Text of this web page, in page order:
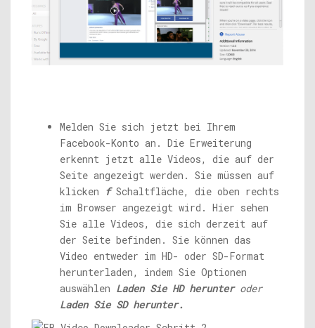
Melden Sie sich jetzt bei Ihrem
Facebook-Konto an. Die Erweiterung
erkennt jetzt alle Videos, die auf der
Seite angezeigt werden. Sie müssen auf
klicken f Schaltfläche, die oben rechts
im Browser angezeigt wird. Hier sehen
Sie alle Videos, die sich derzeit auf
der Seite befinden. Sie können das
Video entweder im HD- oder SD-Format
herunterladen, indem Sie Optionen
auswählen Laden Sie HD herunter oder
Laden Sie SD herunter.